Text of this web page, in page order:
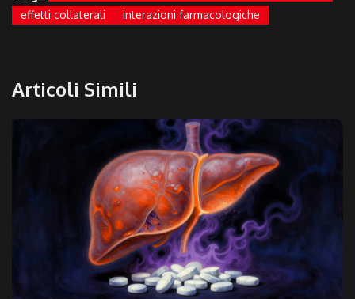
effetti collaterali
interazioni farmacologiche
Articoli Simili